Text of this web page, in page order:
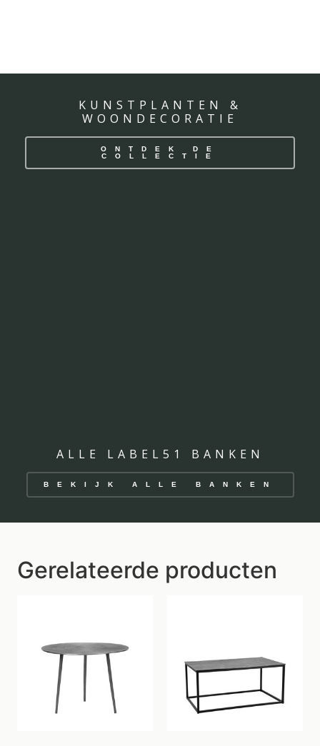
KUNSTPLANTEN &
WOONDECORATIE
ONTDEK DE
COLLECTIE
ALLE LABEL51 BANKEN
BEKIJK ALLE BANKEN
Gerelateerde producten